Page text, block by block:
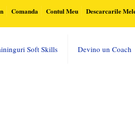
Comanda Contul Meu Descarcarile
Soft Skills Devino un Coach